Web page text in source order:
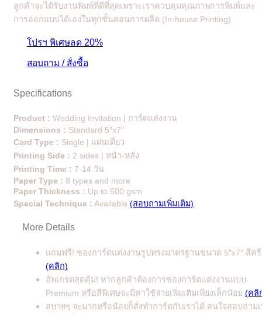
ลูกค้าจะได้รับงานพิมพ์ที่ดีที่สุดเพราะเราควบคุมคุณภาพการพิมพ์และ
การออกแบบได้เองในทุกขั้นตอนการผลิต (In-house Printing)
โปรฯ พิเศษลด 20%
สอบถาม / สั่งซื้อ
Specifications
Product : Wedding Invitation | การ์ดแต่งงาน
Dimensions : Standard 5″x7″
Card Type : Single | แผ่นเดี่ยว
Printing Side : 2 sides | หน้า-หลัง
Printing Time : 7-14 วัน
Paper Type : 8 types and more
Paper Thickness : Up to 500 gsm
Special Technique : Available (สอบถามเพิ่มเติม)
More Details
แถมฟรี! ซองการ์ดแต่งงานรูปทรงมาตรฐานขนาด 5″x7″ สีค
(คลิก)
อัพเกรดสุดคุ้ม! หากลูกค้าต้องการซองการ์ดแต่งงานแบบ
Premium หรือสีพิเศษจะมีค่าใช้จ่ายเพิ่มเติมเพียงเล็กน้อย (คลิ
สบายๆ จะมากหรือน้อยก็สั่งทำการ์ดกับเราได้ สนใจสอบถาม